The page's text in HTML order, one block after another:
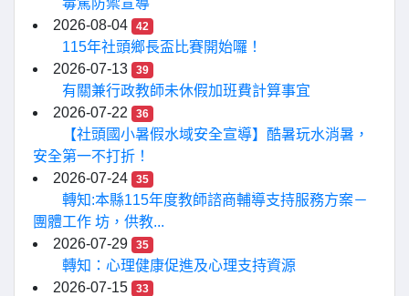
毒駕防禦宣導
2026-08-04
42
115年社頭鄉長盃比賽開始囉！
2026-07-13
39
有關兼行政教師未休假加班費計算事宜
2026-07-22
36
【社頭國小暑假水域安全宣導】酷暑玩水消暑，
安全第一不打折！
2026-07-24
35
轉知:本縣115年度教師諮商輔導支持服務方案－
團體工作 坊，供教...
2026-07-29
35
轉知：心理健康促進及心理支持資源
2026-07-15
33